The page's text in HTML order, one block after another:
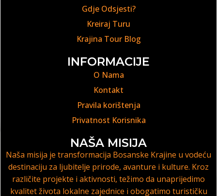
Gdje Odsjesti?
Kreiraj Turu
Krajina Tour Blog
INFORMACIJE
O Nama
Kontakt
Pravila korištenja
Privatnost Korisnika
NAŠA MISIJA
Naša misija je transformacija Bosanske Krajine u vodeću
destinaciju za ljubitelje prirode, avanture i kulture. Kroz
različite projekte i aktivnosti, težimo da unaprijedimo
kvalitet života lokalne zajednice i obogatimo turističku